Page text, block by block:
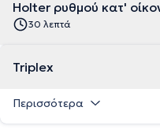
Holter ρυθμού κατ'
30 λεπτά
Triplex
Περισσότερα